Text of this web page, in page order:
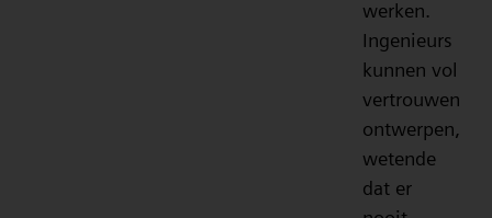
werken.
Ingenieurs
kunnen vol
vertrouwen
ontwerpen,
wetende
dat er